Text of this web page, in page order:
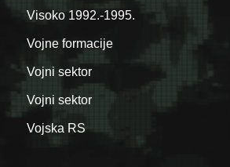
Visoko 1992.-1995.
Vojne formacije
Vojni sektor
Vojni sektor
Vojska RS